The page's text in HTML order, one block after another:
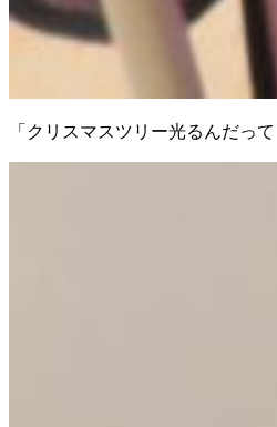
「クリスマスツリー光るんだっ